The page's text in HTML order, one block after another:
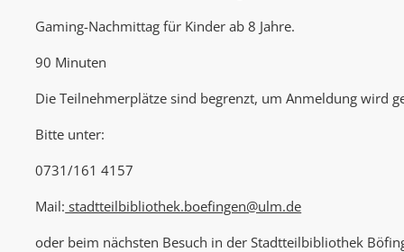
Gaming-Nachmittag für Kinder ab 8 Jahre.
90 Minuten
Die Teilnehmerplätze sind begrenzt, um Anmeldung wird
Bitte unter:
0731/161 4157
Mail: stadtteilbibliothek.boefingen@ulm.de
oder beim nächsten Besuch in der Stadtteilbibliothek